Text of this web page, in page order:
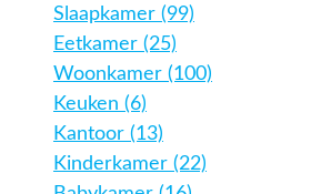
Slaapkamer (99)
Eetkamer (25)
Woonkamer (100)
Keuken (6)
Kantoor (13)
Kinderkamer (22)